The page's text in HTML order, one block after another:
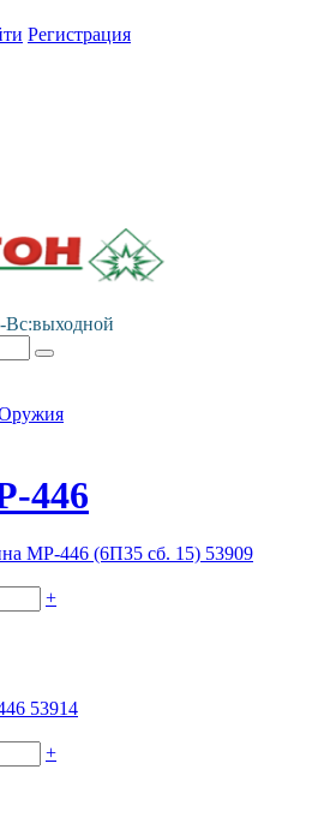
Регистрация
Оружия
446
МР-446 (6П35 сб. 15) 53909
+
53914
+